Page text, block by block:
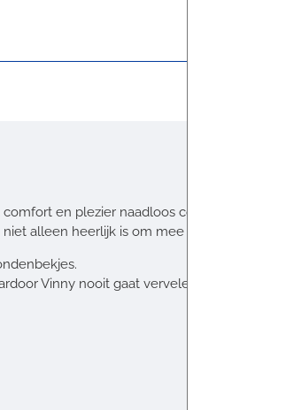
en plezier naadloos combineert.
niet alleen heerlijk is om mee te knuffelen,
Vinny nooit gaat vervelen.